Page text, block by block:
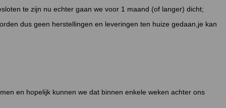
te zijn nu echter gaan we voor 1 maand (of langer) dicht;
dus geen herstellingen en leveringen ten huize gedaan,je kan
en hopelijk kunnen we dat binnen enkele weken achter ons